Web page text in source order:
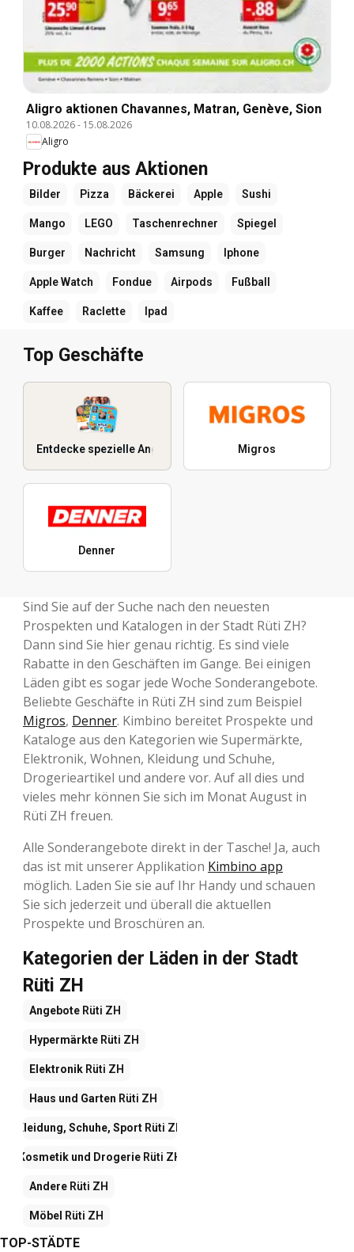
Aligro aktionen Chavannes, Matran, Genève, Sion
10.08.2026- 15.08.2026
Aligro
Produkte aus Aktionen
Bilder Pizza Bäckerei Apple Sushi
Mango LEGO Taschenrechner Spiegel
Burger Nachricht Samsung Iphone
Apple Watch Fondue Airpods Fußball
Kaffee Raclette Ipad
Top Geschäfte
Entdecke spezielle Angebote Migros
Denner
Sind Sie auf der Suche nach den neuesten
Prospekten und Katalogen in der Stadt Rüti ZH?
Dann sind Sie hier genau richtig. Es sind viele
Rabatte in den Geschäften im Gange. Bei einigen
Läden gibt es sogar jede Woche Sonderangebote.
Beliebte Geschäfte in Rüti ZH sind zum Beispiel
Migros, Denner. Kimbino bereitet Prospekte und
Kataloge aus den Kategorien wie Supermärkte,
Elektronik, Wohnen, Kleidung und Schuhe,
Drogerieartikel und andere vor. Auf all dies und
vieles mehr können Sie sich im Monat August in
Rüti ZH freuen.
Alle Sonderangebote direkt in der Tasche! Ja, auch
das ist mit unserer Applikation Kimbino app
möglich. Laden Sie sie auf Ihr Handy und schauen
Sie sich jederzeit und überall die aktuellen
Prospekte und Broschüren an.
Kategorien der Läden in der Stadt
Rüti ZH
Angebote Rüti ZH
Hypermärkte Rüti ZH
Elektronik Rüti ZH
Haus und Garten Rüti ZH
Kleidung, Schuhe, Sport Rüti ZH
Kosmetik und Drogerie Rüti ZH
Andere Rüti ZH
Möbel Rüti ZH
TOP-STÄDTE